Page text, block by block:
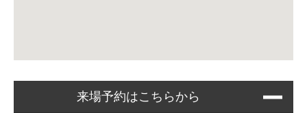
来場予約はこちらから